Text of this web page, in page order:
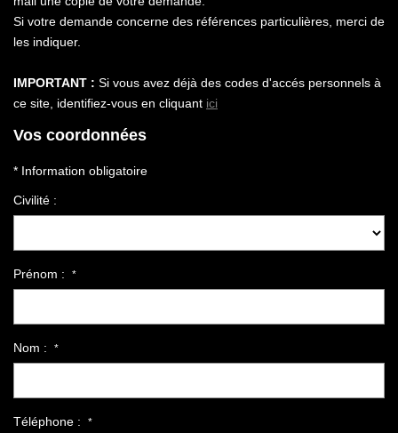
Si votre demande concerne des références particulières, merci de
les indiquer.
IMPORTANT : Si vous avez déjà des codes d'accés personnels à
ce site, identifiez-vous en cliquant ici
Vos coordonnées
* Information obligatoire
Civilité :
Prénom : *
Nom : *
Téléphone : *